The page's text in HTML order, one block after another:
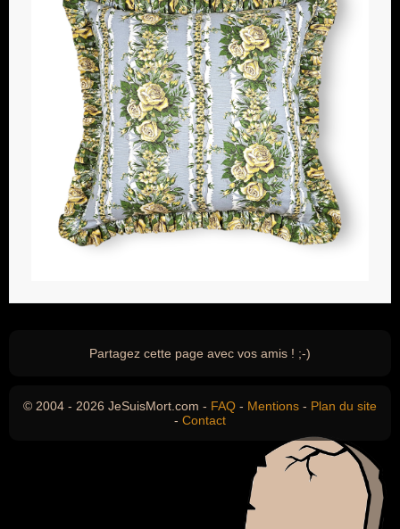
Partagez cette page avec vos amis ! ;-)
© 2004 - 2026 JeSuisMort.com - FAQ - Mentions - Plan du site
- Contact